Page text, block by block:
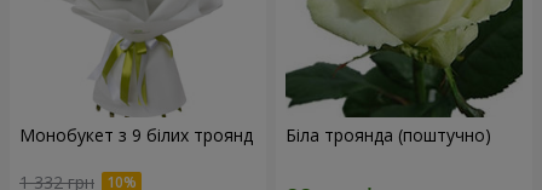
Монобукет з 9 білих троянд
1 332 грн
Біла троянда (поштучно)